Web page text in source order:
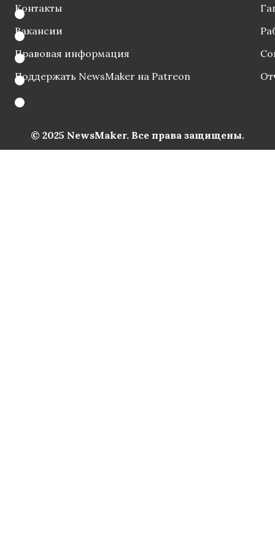
Контакты
Вакансии
Правовая информация
Поддержать NewsMaker на Patreon
© 2025 NewsMaker. Все права защищены.